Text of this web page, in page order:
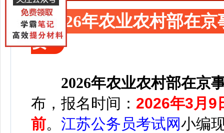
2026年农业农村部在
要
2026年农业农村部在京
布，报名时间： 2026年3月9
前。 江苏公务员考试网小编